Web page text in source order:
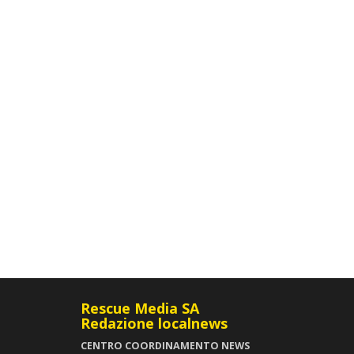
Rescue Media SA
Redazione localnews
CENTRO COORDINAMENTO NEWS